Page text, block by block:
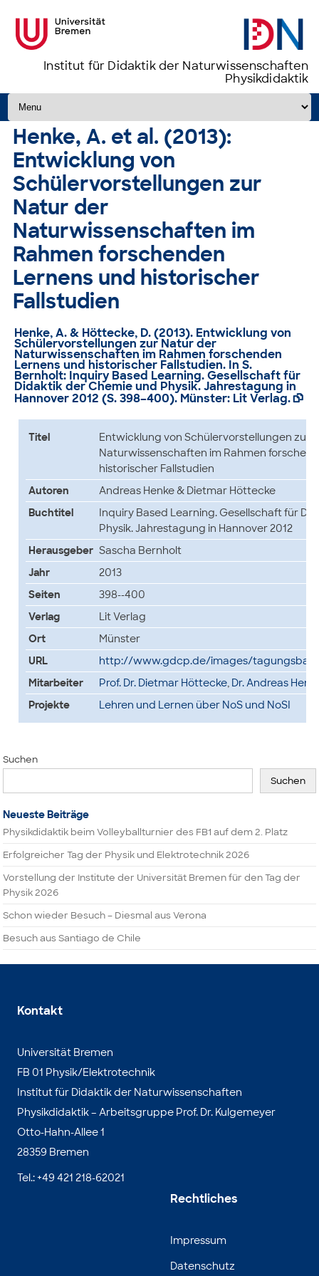
Institut für Didaktik der Naturwissenschaften
Physikdidaktik
Zum Inhalt springen
Henke, A. et al. (2013):
Entwicklung von
Schülervorstellungen zur
Natur der
Naturwissenschaften im
Rahmen forschenden
Lernens und historischer
Fallstudien
Henke, A. & Höttecke, D. (2013). Entwicklung von
Schülervorstellungen zur Natur der
Naturwissenschaften im Rahmen forschenden
Lernens und historischer Fallstudien. In S.
Bernholt: Inquiry Based Learning. Gesellschaft für
Didaktik der Chemie und Physik. Jahrestagung in
Hannover 2012 (S. 398–400). Münster: Lit Verlag. 
Titel
Entwicklung von Schülervorstellungen zur
Naturwissenschaften im Rahmen
historischer Fallstudien
Autoren
Andreas Henke & Dietmar Höttecke
Buchtitel
Inquiry Based Learning. Gesellschaft für
Physik. Jahrestagung in Hannover 2012
Herausgeber Sascha Bernholt
Jahr
2013
Seiten
398--400
Verlag
Lit Verlag
Ort
Münster
URL
http://www.gdcp.de/images/
Mitarbeiter
Prof. Dr. Dietmar Höttecke, Dr. Andreas
Projekte
Lehren und Lernen über NoS und NoSI
Suchen
Suchen
Neueste Beiträge
Physikdidaktik beim Volleyballturnier des FB1 auf dem 2. Platz
Erfolgreicher Tag der Physik und Elektrotechnik 2026
Vorstellung der Institute der Universität Bremen für den Tag der
Physik 2026
Schon wieder Besuch – Diesmal aus Verona
Besuch aus Santiago de Chile
Kontakt
Universität Bremen
FB 01 Physik/Elektrotechnik
Institut für Didaktik der Naturwissenschaften
Physikdidaktik – Arbeitsgruppe Prof. Dr. Kulgemeyer
Otto-Hahn-Allee 1
28359 Bremen
Tel.: +49 421 218-62021
Rechtliches
Impressum
Datenschutz